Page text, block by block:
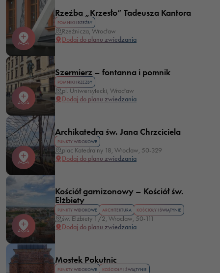
Rzeźba „Krzesło” Tadeusza Kantora
POMNIKI I RZEŹBY
Rzeźnicza, Wrocław
Dodaj do planu zwiedzania
Szermierz – fontanna i pomnik
POMNIKI I RZEŹBY
pl. Uniwersytecki, Wrocław
Dodaj do planu zwiedzania
Archikatedra św. Jana Chrzciciela
PUNKTY WIDOKOWE
plac Katedralny 18, Wrocław, 50-329
Dodaj do planu zwiedzania
Kościół garnizonowy – Kościół św.
Elżbiety
PUNKTY WIDOKOWE ARCHITEKTURA KOŚCIOŁY I ŚWIĄTYNIE
św. Elżbiety 1/2, Wrocław, 50-111
Dodaj do planu zwiedzania
Mostek Pokutnic
PUNKTY WIDOKOWE KOŚCIOŁY I ŚWIĄTYNIE